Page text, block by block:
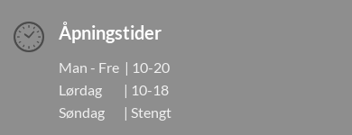
Åpningstider
Man - Fre | 10-20
Lørdag | 10-18
Søndag | Stengt